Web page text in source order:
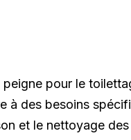
pour le
des besoins
et le nettoyage des